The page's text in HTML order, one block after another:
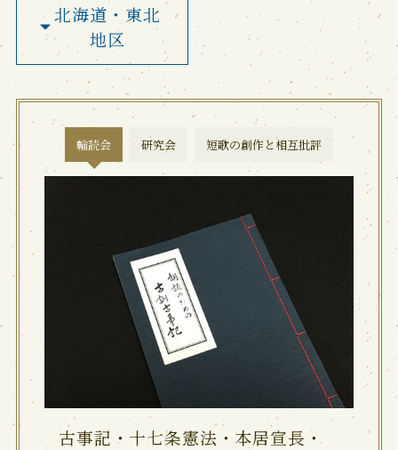
北海道・東北
地区
輪読会 研究会 短歌の創作と相互批評
古事記・十七条憲法・本居宣長・